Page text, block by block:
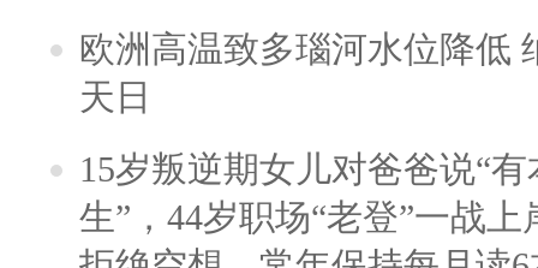
欧洲高温致多瑙河水位降低
天日
15岁叛逆期女儿对爸爸说“
生”，44岁职场“老登”一战上